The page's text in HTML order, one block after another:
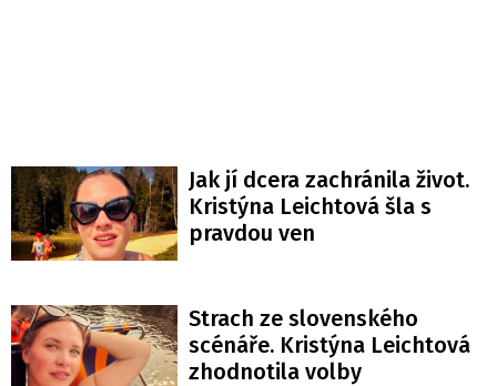
Jak jí dcera zachránila život.
Kristýna Leichtová šla s
pravdou ven
Strach ze slovenského
scénáře. Kristýna Leichtová
zhodnotila volby